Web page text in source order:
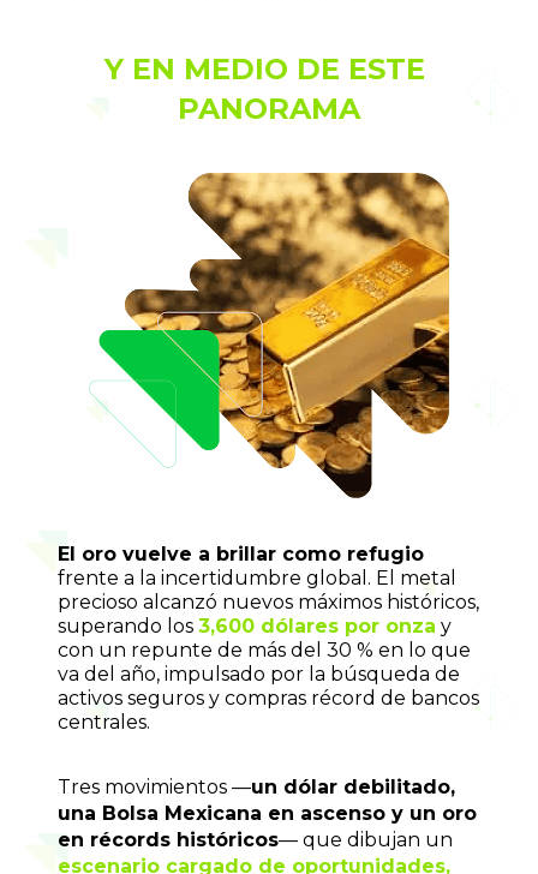
Y EN MEDIO DE ESTE
PANORAMA
El oro vuelve a brillar como refugio
frente a la incertidumbre global. El metal
precioso alcanzó nuevos máximos históricos,
superando los 3,600 dólares por onza y
con un repunte de más del 30 % en lo que
va del año, impulsado por la búsqueda de
activos seguros y compras récord de bancos
centrales.
Tres movimientos —un dólar debilitado,
una Bolsa Mexicana en ascenso y un oro
en récords históricos
escenario cargado de oportunidades,